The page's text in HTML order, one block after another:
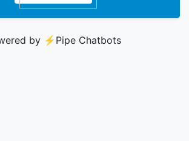
by ⚡️ Pipe Chatbots